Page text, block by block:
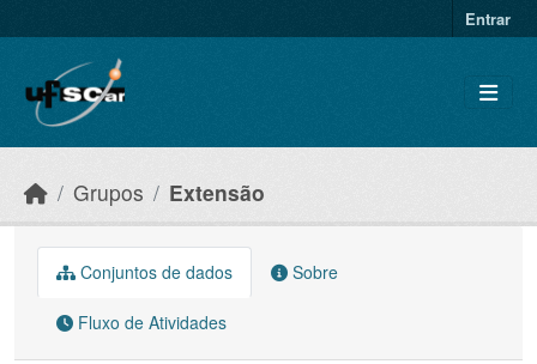
Entrar
Grupos Extensão
Conjuntos de dados Sobre
Fluxo de Atividades